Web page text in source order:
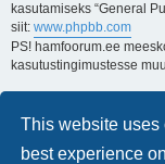
This website uses
best experience
kasutamiseks “General
siit: www.phpbb.com
PS! hamfoorum.ee
kasutustingimustesse
Kuido